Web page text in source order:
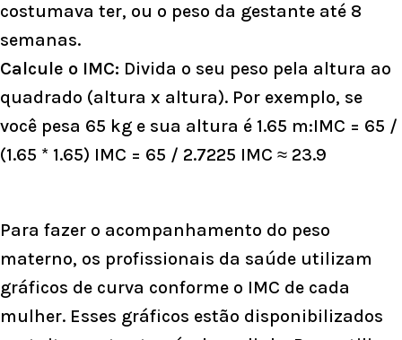
costumava ter, ou o peso da gestante até 8
semanas.
Calcule o IMC: Divida o seu peso pela altura ao
quadrado (altura x altura). Por exemplo, se
você pesa 65 kg e sua altura é 1.65 m:IMC = 65 /
(1.65 * 1.65) IMC = 65 / 2.7225 IMC ≈ 23.9
Para fazer o acompanhamento do peso
materno, os profissionais da saúde utilizam
gráficos de curva conforme o IMC de cada
mulher. Esses gráficos estão disponibilizados